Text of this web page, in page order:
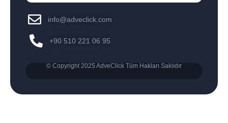
info@adveclick.com
+90 510 221 06 95
© Copyright 2025 AdveClick Tüm Hakları Saklıdır